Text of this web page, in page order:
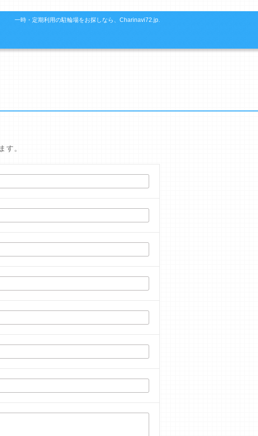
一時・定期利用の駐輪場をお探しなら、Charinavi72.jp.
す。